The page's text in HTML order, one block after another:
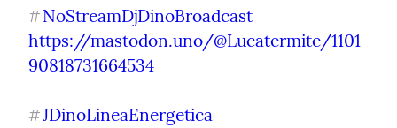
#NoStreamDjDinoBroadcast
https://mastodon.uno/@Lucatermite/1101
90818731664534
#JDinoLineaEnergetica